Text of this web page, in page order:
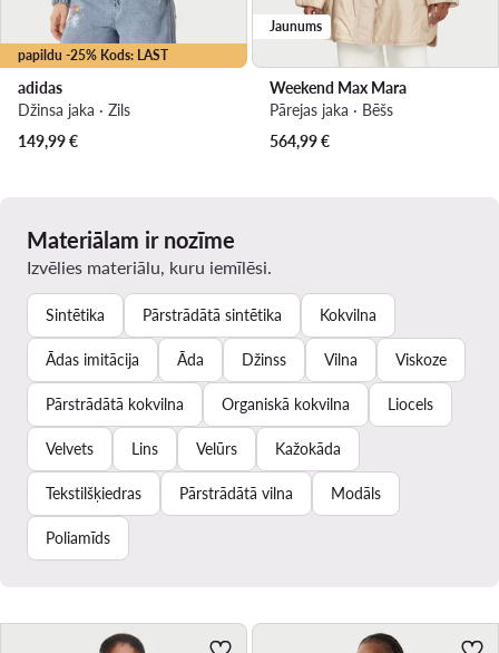
papildu -25% Kods: LAST
adidas
Džinsa jaka · Zils
149,99€
Jaunums
Weekend Max Mara
Pārejas jaka · Bēšs
564,99€
Materiālam ir nozīme
Izvēlies materiālu, kuru iemīlēsi.
Sintētika Pārstrādātā sintētika Kokvilna
Ādas imitācija Āda Džinss Vilna Viskoze
Pārstrādātā kokvilna Organiskā kokvilna Liocels
Velvets Lins Velūrs Kažokāda
Tekstilšķiedras Pārstrādātā vilna Modāls
Poliamīds